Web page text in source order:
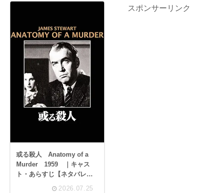
或る殺人 Anatomy of a
Murder 1959 ｜キャス
ト・あらすじ【ネタバレ】
2026.07.25
スポンサーリンク